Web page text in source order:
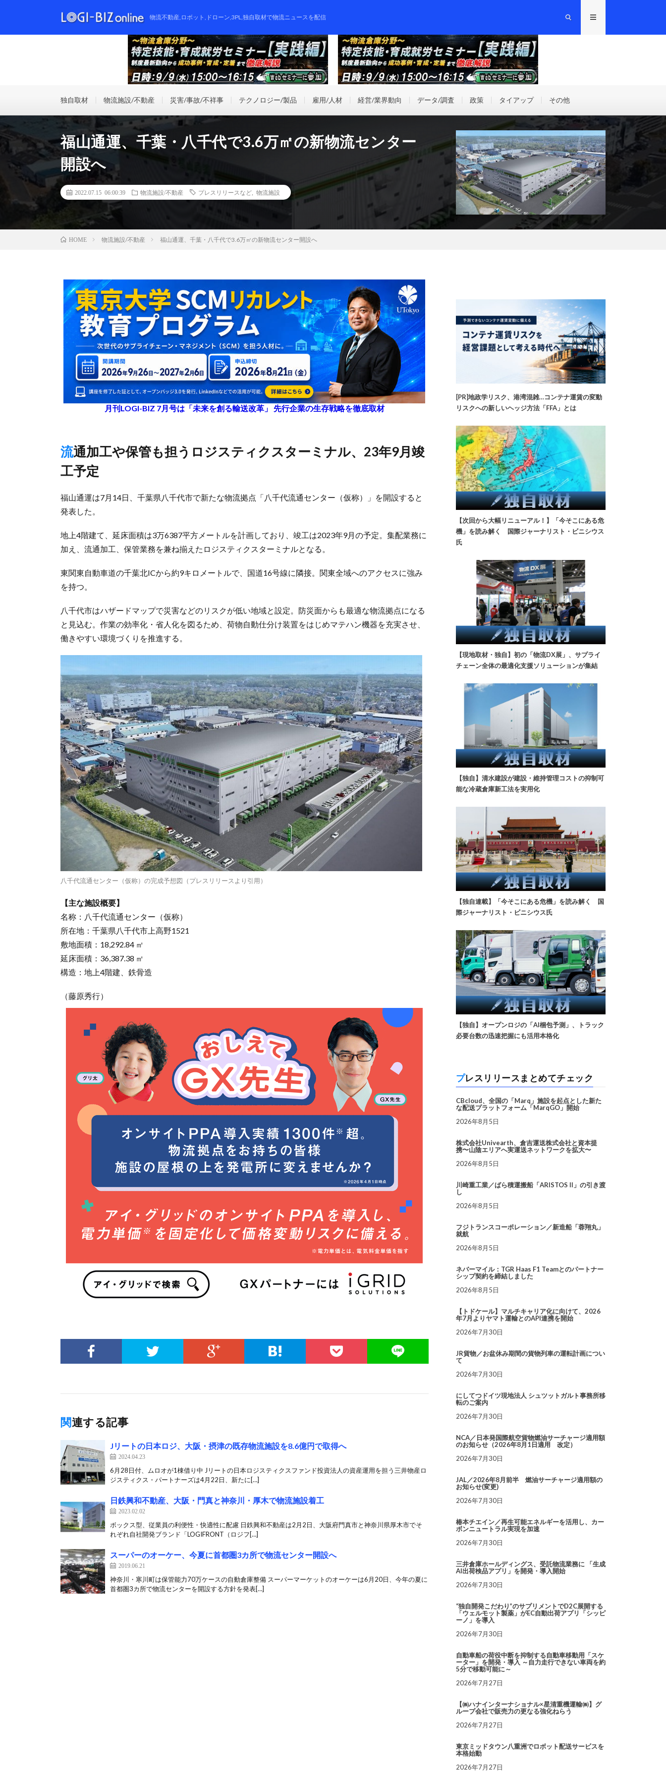
物流不動産,ロボット,ドローン,3PL,独自取材で物流ニュースを配信
独自取材 物流施設/不動産 災害/事故/不祥事 テクノロジー/製品 雇用/人材 経営/業界動向 データ/調査 政策 タイアップ その他
福山通運、千葉・八千代で3.6万㎡の新物流センター
開設へ
2022.07.15 06:00:39 物流施設/不動産 プレスリリースなど 物流施設
HOME 物流施設/不動産 福山通運、千葉・八千代で3.6万㎡の新物流センター開設へ
月刊LOGI-BIZ 7月号は「未来を創る輸送改革」 先行企業の生存戦略を徹底取材
流通加工や保管も担うロジスティクスターミナル、23年9月竣
工予定
福山通運は7月14日、千葉県八千代市で新たな物流拠点「八千代流通センター（仮称）」を開設すると
発表した。
地上4階建て、延床面積は3万6387平方メートルを計画しており、竣工は2023年9月の予定。集配業務に
加え、流通加工、保管業務を兼ね揃えたロジスティクスターミナルとなる。
東関東自動車道の千葉北ICから約9キロメートルで、国道16号線に隣接。関東全域へのアクセスに強み
を持つ。
八千代市はハザードマップで災害などのリスクが低い地域と設定。防災面からも最適な物流拠点になる
と見込む。作業の効率化・省人化を図るため、荷物自動仕分け装置をはじめマテハン機器を充実させ、
働きやすい環境づくりを推進する。
八千代流通センター（仮称）の完成予想図（プレスリリースより引用）
【主な施設概要】
名称：八千代流通センター（仮称）
所在地：千葉県八千代市上高野1521
敷地面積：18,292.84 ㎡
延床面積：36,387.38 ㎡
構造：地上4階建、鉄骨造
（藤原秀行）
関連する記事
Jリートの日本ロジ、大阪・摂津の既存物流施設を8.6億円で取得へ
2024.04.23
6月28日付、ムロオが1棟借り中 Jリートの日本ロジスティクスファンド投資法人の資産運用を担う三井物産ロ
ジスティクス・パートナーズは4月22日、新たに[…]
日鉄興和不動産、大阪・門真と神奈川・厚木で物流施設着工
2023.02.02
ボックス型、従業員の利便性・快適性に配慮 日鉄興和不動産は2月2日、大阪府門真市と神奈川県厚木市でそ
れぞれ自社開発ブランド「LOGIFRONT（ロジフ[…]
スーパーのオーケー、今夏に首都圏3カ所で物流センター開設へ
2019.06.21
神奈川・寒川町は保管能力70万ケースの自動倉庫整備 スーパーマーケットのオーケーは6月20日、今年の夏に
首都圏3カ所で物流センターを開設する方針を発表[…]
[PR]地政学リスク、港湾混雑…コンテナ運賃の変動
リスクへの新しいヘッジ方法「FFA」とは
【次回から大幅リニューアル！】「今そこにある危
機」を読み解く 国際ジャーナリスト・ビニシウス
氏
【現地取材・独自】初の「物流DX展」、サプライ
チェーン全体の最適化支援ソリューションが集結
【独自】清水建設が建設・維持管理コストの抑制可
能な冷蔵倉庫新工法を実用化
【独自連載】「今そこにある危機」を読み解く 国
際ジャーナリスト・ビニシウス氏
【独自】オープンロジの「AI梱包予測」、トラック
必要台数の迅速把握にも活用本格化
プレスリリースまとめてチェック
CBcloud、全国の「Marq」施設を起点とした新た
な配送プラットフォーム「MarqGO」開始
2026年8月5日
株式会社Univearth、倉吉運送株式会社と資本提
携〜山陰エリアへ実運送ネットワークを拡大〜
2026年8月5日
川崎重工業／ばら積運搬船「ARISTOS II」の引き渡
し
2026年8月5日
フジトランスコーポレーション／新造船「蓉翔丸」
就航
2026年8月5日
ネバーマイル：TGR Haas F1 Teamとのパートナー
シップ契約を締結しました
2026年8月5日
【トドケール】マルチキャリア化に向けて、2026
年7月よりヤマト運輸とのAPI連携を開始
2026年7月30日
JR貨物／お盆休み期間の貨物列車の運転計画につい
て
2026年7月30日
にしてつドイツ現地法人 シュツットガルト事務所移
転のご案内
2026年7月30日
NCA／日本発国際航空貨物燃油サーチャージ適用額
のお知らせ（2026年8月1日適用 改定）
2026年7月30日
JAL／2026年8月前半 燃油サーチャージ適用額の
お知らせ(変更)
2026年7月30日
椿本チエイン／再生可能エネルギーを活用し、カー
ボンニュートラル実現を加速
2026年7月30日
三井倉庫ホールディングス、受託物流業務に 「生成
AI出荷検品アプリ」を開発・導入開始
2026年7月30日
“独自開発こだわり”のサプリメントでD2C展開する
「ウェルモット製薬」がEC自動出荷アプリ「シッピ
ーノ」を導入
2026年7月30日
自動車船の荷役中断を抑制する自動車移動用「スケ
ーター」を開発・導入 ～自力走行できない車両を約
5分で移動可能に～
2026年7月27日
【㈱ハナインターナショナル×星清重機運輸㈱】グ
ループ会社で販売力の更なる強化ねらう
2026年7月27日
東京ミッドタウン八重洲でロボット配送サービスを
本格始動
2026年7月27日